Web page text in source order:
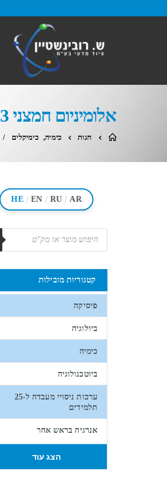
אלומיניום חמצני Al2O3 כמ-7
חנות כימיה, כימיקלים
HE / EN / RU / AR
מוצרים
search
קטגוריות מובילות
פיסיקה
ביולוגיה
כימיה
ביוטכנולוגיה
ערכות ניסויי מעבדה ל-25
תלמידים
אנרגיה בראש אחר
הצג עוד